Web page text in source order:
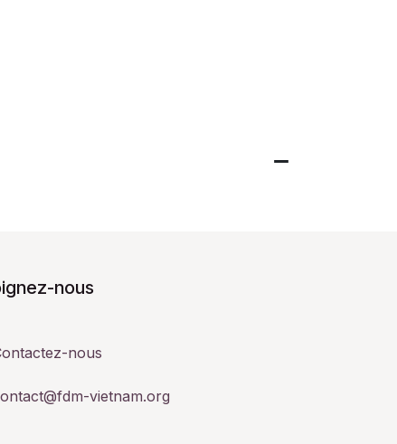
nous
nous
vietnam.org